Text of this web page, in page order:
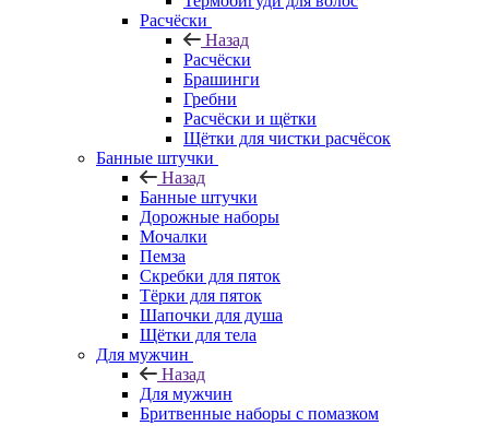
Расчёски
Назад
Расчёски
Брашинги
Гребни
Расчёски и щётки
Щётки для чистки расчёсок
Банные штучки
Назад
Банные штучки
Дорожные наборы
Мочалки
Пемза
Скребки для пяток
Тёрки для пяток
Шапочки для душа
Щётки для тела
Для мужчин
Назад
Для мужчин
Бритвенные наборы с помазком